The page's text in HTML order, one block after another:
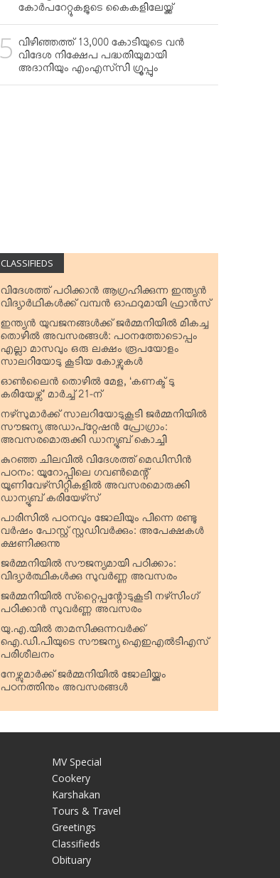
കോര്‍പറേറ്റുകളുടെ കൈകളിലേയ്ക്ക്
വിഴിഞ്ഞത്ത് 13,000 കോടിയുടെ വന്‍
വിദേശ നിക്ഷേപ പദ്ധതിയുമായി
അദാനിയും എംഎസ്‌സി ഗ്രൂപ്പും
CLASSIFIEDS
വിദേശത്ത് പഠിക്കാന്‍ ആഗ്രഹിക്കുന്ന ഇന്ത്യന്‍
വിദ്യാര്‍ഥികള്‍ക്ക് വമ്പന്‍ ഓഫറുമായി ഫ്രാന്‍സ്
ഇന്ത്യന്‍ യുവജനങ്ങള്‍ക്ക് ജര്‍മ്മനിയില്‍ മികച്ച
തൊഴില്‍ അവസരങ്ങള്‍: പഠനത്തോടൊപ്പം
എല്ലാ മാസവും ഒരു ലക്ഷം രൂപയോളം
സാലറിയോടു കൂടിയ കോഴ്സുകള്‍
ഓണ്‍ലൈന്‍ തൊഴില്‍ മേള, ‘കണക്ട് ടു
കരിയേഴ്സ്’ മാര്‍ച്ച് 21-ന്
നഴ്‌സുമാര്‍ക്ക് സാലറിയോടുകൂടി ജര്‍മ്മനിയില്‍
സൗജന്യ അഡാപ്റ്റേഷന്‍ പ്രോഗ്രാം:
അവസരമൊരുക്കി ഡാന്യൂബ് കൊച്ചി
കുറഞ്ഞ ചിലവില്‍ വിദേശത്ത് മെഡിസിന്‍
പഠനം: യൂറോപ്പിലെ ഗവണ്‍മെന്റ്
യൂണിവേഴ്‌സിറ്റികളില്‍ അവസരമൊരുക്കി
ഡാന്യൂബ് കരിയേഴ്‌സ്
പാരിസില്‍ പഠനവും ജോലിയും പിന്നെ രണ്ടു
വര്‍ഷം പോസ്റ്റ് സ്റ്റഡിവര്‍ക്കും: അപേക്ഷകള്‍
ക്ഷണിക്കുന്നു
ജര്‍മ്മനിയില്‍ സൗജന്യമായി പഠിക്കാം:
വിദ്യാര്‍ത്ഥികള്‍ക്കു സുവര്‍ണ്ണ അവസരം
ജര്‍മ്മനിയില്‍ സ്‌റ്റൈപ്പന്റോടുകൂടി നഴ്‌സിംഗ്
പഠിക്കാന്‍ സുവര്‍ണ്ണ അവസരം
യു.എ.യില്‍ താമസിക്കുന്നവര്‍ക്ക്
ഐ.ഡി.പിയുടെ സൗജന്യ ഐഇഎല്‍ടിഎസ്
പരിശീലനം
നേഴ്സുമാര്‍ക്ക് ജര്‍മ്മനിയില്‍ ജോലിയ്ക്കും
പഠനത്തിനും അവസരങ്ങള്‍
MV Special
Cookery
Karshakan
Tours & Travel
Greetings
Classifieds
Obituary